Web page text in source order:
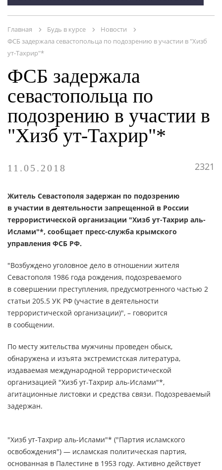
ПУБЛИКАЦИИ
ОНЛАЙН - СЕРВИСЫ
Главная Будь в курсе
Новости
ФСБ задержала севастопольца по подозрению в участии в "Хизб
ут-Тахрир"*
ФСБ задержала
севастопольца по
подозрению в участии в
"Хизб ут-Тахрир"*
11.05.2018 2321
Житель Севастополя задержан по подозрению
в участии в деятельности запрещенной в России
террористической организации "Хизб ут-Тахрир аль-
Ислами"*, сообщает пресс-служба крымского
управления ФСБ РФ.
"Возбуждено уголовное дело в отношении жителя
Севастополя 1986 года рождения, подозреваемого
в совершении преступления, предусмотренного частью 2
статьи 205.5 УК РФ (участие в деятельности
террористической организации)", – говорится
в сообщении.
По месту жительства мужчины проведен обыск,
обнаружена и изъята экстремистская литература,
издаваемая международной террористической
организацией "Хизб ут-Тахрир аль-Ислами"*,
агитационные листовки и средства связи. Подозреваемый
задержан.
"Хизб ут-Тахрир аль-Ислами"* ("Партия исламского
освобождения") — исламская политическая партия,
основанная в Палестине в 1953 году. Активно действует